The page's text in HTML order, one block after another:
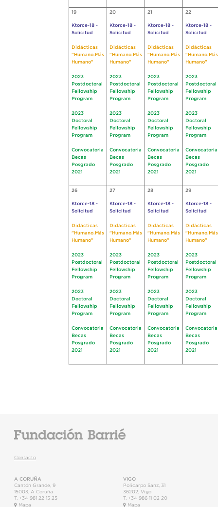
19
Ktorce-18 -
Solicitud
Didácticas
"Humano.Más
Humano"
2023
Postdoctoral
Fellowship
Program
2023
Doctoral
Fellowship
Program
Convocatoria
Becas
Posgrado
2021
20
Ktorce-18 -
Solicitud
Didácticas
"Humano.Más
Humano"
2023
Postdoctoral
Fellowship
Program
2023
Doctoral
Fellowship
Program
Convocatoria
Becas
Posgrado
2021
21
Ktorce-18 -
Solicitud
Didácticas
"Humano.Más
Humano"
2023
Postdoctoral
Fellowship
Program
2023
Doctoral
Fellowship
Program
Convocatoria
Becas
Posgrado
2021
22
Ktorce-18 -
Solicitud
Didácticas
"Humano.Más
Humano"
2023
Postdoctoral
Fellowship
Program
2023
Doctoral
Fellowship
Program
Convocatoria
Becas
Posgrado
2021
26
Ktorce-18 -
Solicitud
Didácticas
"Humano.Más
Humano"
2023
Postdoctoral
Fellowship
Program
2023
Doctoral
Fellowship
Program
Convocatoria
Becas
Posgrado
2021
27
Ktorce-18 -
Solicitud
Didácticas
"Humano.Más
Humano"
2023
Postdoctoral
Fellowship
Program
2023
Doctoral
Fellowship
Program
Convocatoria
Becas
Posgrado
2021
28
Ktorce-18 -
Solicitud
Didácticas
"Humano.Más
Humano"
2023
Postdoctoral
Fellowship
Program
2023
Doctoral
Fellowship
Program
Convocatoria
Becas
Posgrado
2021
29
Ktorce-18 -
Solicitud
Didácticas
"Humano.Más
Humano"
2023
Postdoctoral
Fellowship
Program
2023
Doctoral
Fellowship
Program
Convocatoria
Becas
Posgrado
2021
Contacto
A CORUÑA
Cantón Grande, 9
15003
A Coruña
T. +34 981 22 15 25
Mapa
VIGO
Policarpo Sanz, 31
36202 Vigo
T. +34 986 11 02 20
Mapa